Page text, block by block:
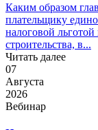
Каким образом
плательщику
налоговой
строительства, в...
Читать далее
07
Августа
2026
Вебинар